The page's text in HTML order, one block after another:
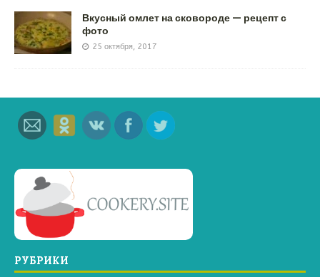
Вкусный омлет на сковороде — рецепт с
фото
25 октября, 2017
РУБРИКИ